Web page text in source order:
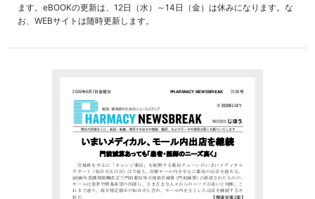
ます。eBOOKの更新は、12日（水）～14日（金）は休みになります。な
お、WEBサイトは随時更新します。